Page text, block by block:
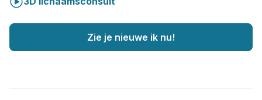
Zie je nieuwe ik nu!